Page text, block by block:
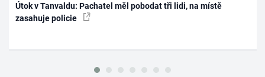
Útok v Tanvaldu: Pachatel měl pobodat tři lidi, na místě
zasahuje policie